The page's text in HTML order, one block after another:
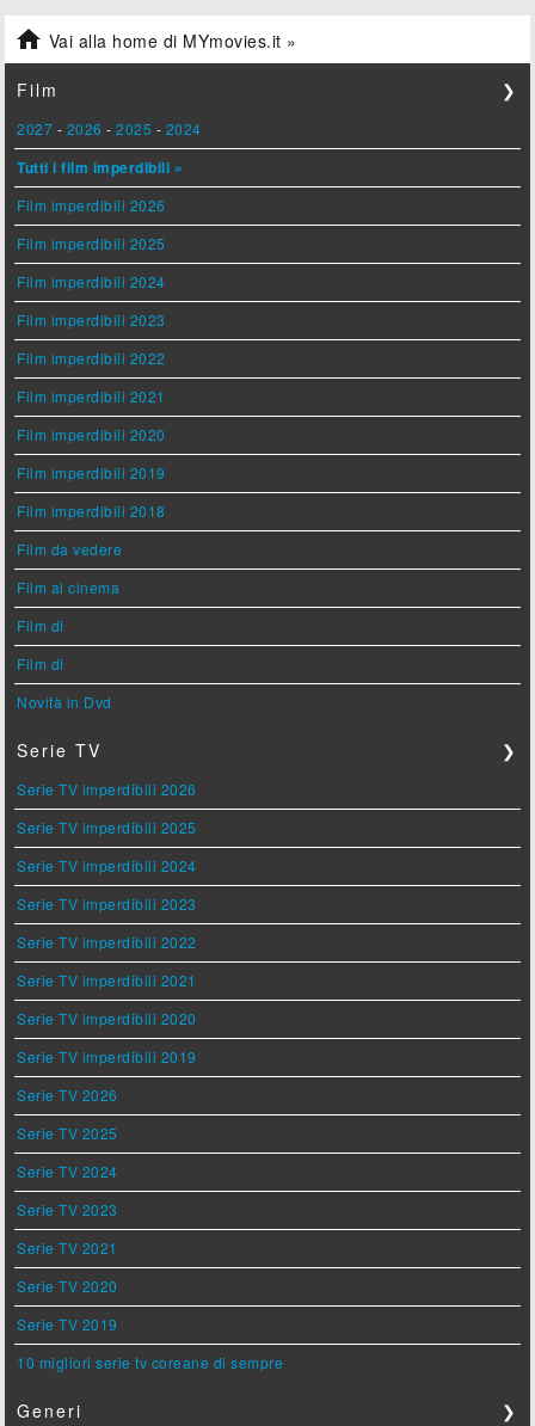
 Vai alla home di MYmovies.it »
Film ❯
2027 - 2026 -2025 - 2024
Tutti i film imperdibili »
Film imperdibili 2026
Film imperdibili 2025
Film imperdibili 2024
Film imperdibili 2023
Film imperdibili 2022
Film imperdibili 2021
Film imperdibili 2020
Film imperdibili 2019
Film imperdibili 2018
Film da vedere
Film al cinema
Film di
Film di
Novità in Dvd
Serie TV ❯
Serie TV imperdibili 2026
Serie TV imperdibili 2025
Serie TV imperdibili 2024
Serie TV imperdibili 2023
Serie TV imperdibili 2022
Serie TV imperdibili 2021
Serie TV imperdibili 2020
Serie TV imperdibili 2019
Serie TV 2026
Serie TV 2025
Serie TV 2024
Serie TV 2023
Serie TV 2021
Serie TV 2020
Serie TV 2019
10 migliori serie tv coreane di sempre
Generi ❯